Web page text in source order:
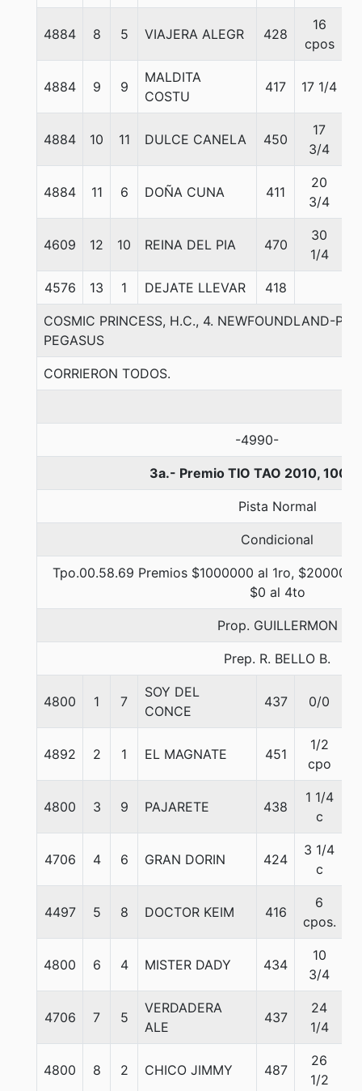
4884 8 5 VIAJERA ALEGR 428
16
cpos
4884 9 9
MALDITA
COSTU
417 17 1/4
4884 10 11 DULCE CANELA 450
17
3/4
4884 11 6 DOÑA CUNA 411
20
3/4
4609 12 10 REINA DEL PIA 470
30
1/4
4576 13 1 DEJATE LLEVAR 418
COSMIC PRINCESS, H.C., 4. NEWFOUNDLAND-
PEGASUS
CORRIERON TODOS.
-4990-
3a.- Premio TIO TAO 2010, 1000
Pista Normal
Condicional
Tpo.00.58.69 Premios $1000000 al 1ro, $200000
$0 al 4to
Prop. GUILLERMON
Prep. R. BELLO B.
4800 1 7
SOY DEL
CONCE
437 0/0
4892 2 1 EL MAGNATE 451
1/2
cpo
4800 3 9 PAJARETE 438
1 1/4
c
4706 4 6 GRAN DORIN 424
3 1/4
c
4497 5 8 DOCTOR KEIM 416
6
cpos.
4800 6 4 MISTER DADY 434
10
3/4
4706 7 5
VERDADERA
ALE
437
24
1/4
4800 8 2 CHICO JIMMY 487
26
1/2